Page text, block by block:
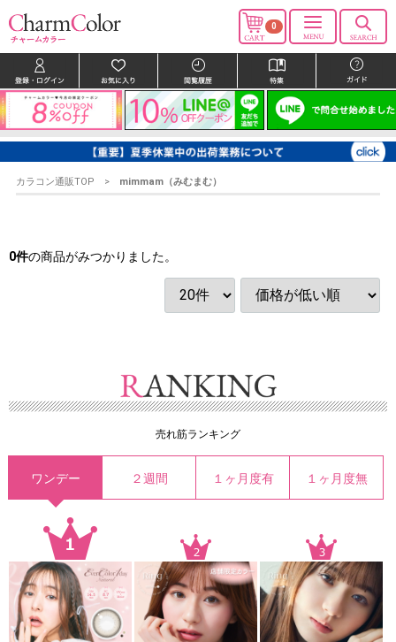
0
カラコン通販TOP mimmam（みむまむ）
0件の商品がみつかりました。
売れ筋ランキング
ワンデー ２週間 １ヶ月度有 １ヶ月度無